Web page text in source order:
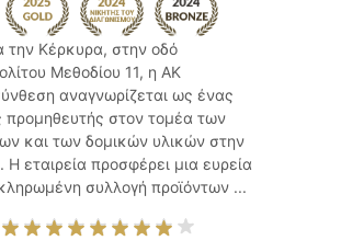
την Κέρκυρα, στην οδό
Μεθοδίου 11, η ΑΚ
αναγνωρίζεται ως ένας
προμηθευτής στον τομέα των
και των δομικών υλικών στην
Η εταιρεία προσφέρει μια ευρεία
συλλογή προϊόντων ...